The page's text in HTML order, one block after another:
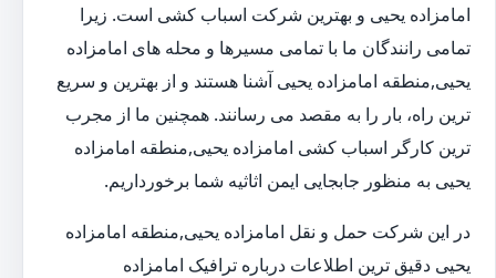
امامزاده یحیی و بهترین شرکت اسباب کشی است. زیرا
تمامی رانندگان ما با تمامی مسیرها و محله های امامزاده
یحیی,منطقه امامزاده یحیی آشنا هستند و از بهترین و سریع
ترین راه، بار را به مقصد می رسانند. همچنین ما از مجرب
ترین کارگر اسباب کشی امامزاده یحیی,منطقه امامزاده
یحیی به منظور جابجایی ایمن اثاثیه شما برخورداریم.
در این شرکت حمل و نقل امامزاده یحیی,منطقه امامزاده
یحیی دقیق ترین اطلاعات درباره ترافیک امامزاده